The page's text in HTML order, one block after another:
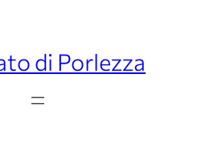
di Porlezza